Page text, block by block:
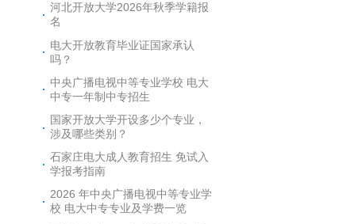
河北开放大学2026年秋季学籍报
名
电大开放教育毕业证国家承认
吗？
中央广播电视中等专业学校 电大
中专一年制中专招生
国家开放大学开设多少个专业，
涉及哪些类别？
石家庄电大成人教育招生 免试入
学报考指南
2026 年中央广播电视中等专业学
校 电大中专专业及学费一览